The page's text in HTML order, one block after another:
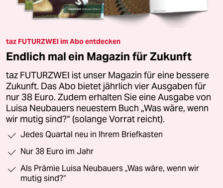
taz FUTURZWEI im Abo entdecken
Endlich mal ein Magazin für Zukunft
taz FUTURZWEI ist unser Magazin für eine bessere
Zukunft. Das Abo bietet jährlich vier Ausgaben für
nur 38 Euro. Zudem erhalten Sie eine Ausgabe von
Luisa Neubauers neuestem Buch „Was wäre, wenn
wir mutig sind?“ (solange Vorrat reicht).
Jedes Quartal neu in Ihrem Briefkasten
Nur 38 Euro im Jahr
Als Prämie Luisa Neubauers „Was wäre, wenn wir
mutig sind?“